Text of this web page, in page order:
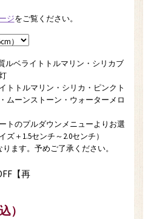
ジをご覧ください。
ルベライトトルマリン・シリカブ
トトルマリン・シリカ・ピンクト
ムーンストーン・ウォーターメロ
トのプルダウンメニューよりお選
＋1.5センチ～2.0センチ）
ます。予めご了承ください。
【再
）